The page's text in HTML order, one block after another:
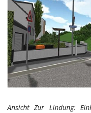
Ansicht Zur Lindung: